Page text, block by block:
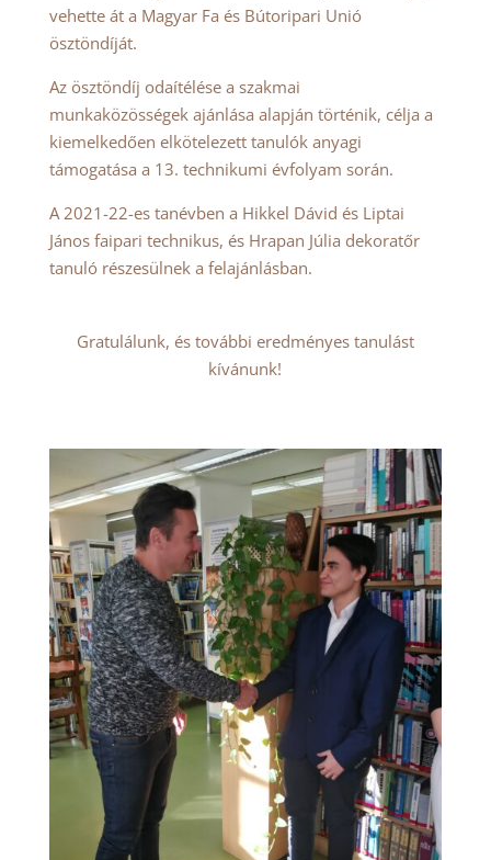
vehette át a Magyar Fa és Bútoripari Unió
ösztöndíját.
Az ösztöndíj odaítélése a szakmai
munkaközösségek ajánlása alapján történik, célja a
kiemelkedően elkötelezett tanulók anyagi
támogatása a 13. technikumi évfolyam során.
A 2021-22-es tanévben a Hikkel Dávid és Liptai
János faipari technikus, és Hrapan Júlia dekoratőr
tanuló részesülnek a felajánlásban.
Gratulálunk, és további eredményes tanulást
kívánunk!